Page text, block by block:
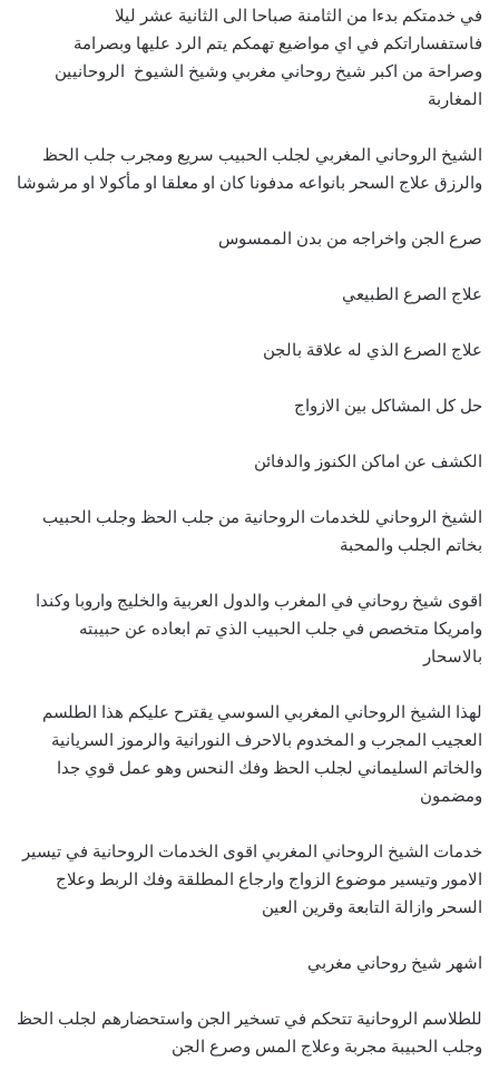
في خدمتكم بدءا من الثامنة صباحا الى الثانية عشر ليلا
فاستفساراتكم في اي مواضيع تهمكم يتم الرد عليها وبصرامة
وصراحة من اكبر شيخ روحاني مغربي وشيخ الشيوخ الروحانيين
المغاربة
الشيخ الروحاني المغربي لجلب الحبيب سريع ومجرب جلب الحظ
والرزق علاج السحر بانواعه مدفونا كان او معلقا او مأكولا او مرشوشا
صرع الجن واخراجه من بدن الممسوس
علاج الصرع الطبيعي
علاج الصرع الذي له علاقة بالجن
حل كل المشاكل بين الازواج
الكشف عن اماكن الكنوز والدفائن
الشيخ الروحاني للخدمات الروحانية من جلب الحظ وجلب الحبيب
بخاتم الجلب والمحبة
اقوى شيخ روحاني في المغرب والدول العربية والخليج واروبا وكندا
وامريكا متخصص في جلب الحبيب الذي تم ابعاده عن حبيبته
بالاسحار
لهذا الشيخ الروحاني المغربي السوسي يقترح عليكم هذا الطلسم
العجيب المجرب و المخدوم بالاحرف النورانية والرموز السريانية
والخاتم السليماني لجلب الحظ وفك النحس وهو عمل قوي جدا
ومضمون
خدمات الشيخ الروحاني المغربي اقوى الخدمات الروحانية في تيسير
الامور وتيسير موضوع الزواج وارجاع المطلقة وفك الربط وعلاج
السحر وازالة التابعة وقرين العين
اشهر شيخ روحاني مغربي
للطلاسم الروحانية تتحكم في تسخير الجن واستحضارهم لجلب الحظ
وجلب الحبيبة مجربة وعلاج المس وصرع الجن